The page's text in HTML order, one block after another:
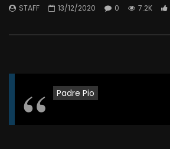
STAFF 13/12/2020 0 7.2K
Padre Pio